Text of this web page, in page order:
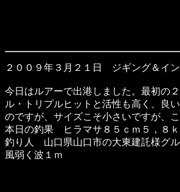
２００９年３月２１日 ジギング＆イ
今日はルアーで出港しました。最初の
ル・トリプルヒットと活性も高く、良
のですが、サイズこそ小さいですが、
本日の釣果 ヒラマサ８５ｃｍ５，８
釣り人 山口県山口市の大東建託様グ
風弱く波１ｍ